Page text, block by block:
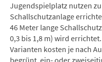
Jugendspielplatz nutzen
Schallschutzanlage
46 Meter lange
0,3 bis 1,8 m) wird
Varianten kosten je nach
begrünt, ein- oder